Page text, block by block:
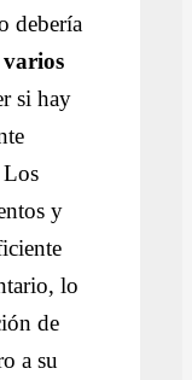
debería
si hay
Los
y
lo
de
a su